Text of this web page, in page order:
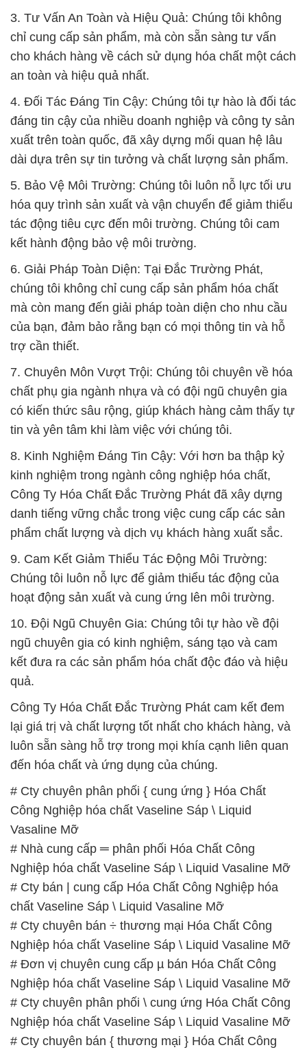
3. Tư Vấn An Toàn và Hiệu Quả: Chúng tôi không
chỉ cung cấp sản phẩm, mà còn sẵn sàng tư vấn
cho khách hàng về cách sử dụng hóa chất một cách
an toàn và hiệu quả nhất.
4. Đối Tác Đáng Tin Cậy: Chúng tôi tự hào là đối tác
đáng tin cậy của nhiều doanh nghiệp và công ty sản
xuất trên toàn quốc, đã xây dựng mối quan hệ lâu
dài dựa trên sự tin tưởng và chất lượng sản phẩm.
5. Bảo Vệ Môi Trường: Chúng tôi luôn nỗ lực tối ưu
hóa quy trình sản xuất và vận chuyển để giảm thiểu
tác động tiêu cực đến môi trường. Chúng tôi cam
kết hành động bảo vệ môi trường.
6. Giải Pháp Toàn Diện: Tại Đắc Trường Phát,
chúng tôi không chỉ cung cấp sản phẩm hóa chất
mà còn mang đến giải pháp toàn diện cho nhu cầu
của bạn, đảm bảo rằng bạn có mọi thông tin và hỗ
trợ cần thiết.
7. Chuyên Môn Vượt Trội: Chúng tôi chuyên về hóa
chất phụ gia ngành nhựa và có đội ngũ chuyên gia
có kiến thức sâu rộng, giúp khách hàng cảm thấy tự
tin và yên tâm khi làm việc với chúng tôi.
8. Kinh Nghiệm Đáng Tin Cậy: Với hơn ba thập kỷ
kinh nghiệm trong ngành công nghiệp hóa chất,
Công Ty Hóa Chất Đắc Trường Phát đã xây dựng
danh tiếng vững chắc trong việc cung cấp các sản
phẩm chất lượng và dịch vụ khách hàng xuất sắc.
9. Cam Kết Giảm Thiểu Tác Động Môi Trường:
Chúng tôi luôn nỗ lực để giảm thiểu tác động của
hoạt động sản xuất và cung ứng lên môi trường.
10. Đội Ngũ Chuyên Gia: Chúng tôi tự hào về đội
ngũ chuyên gia có kinh nghiệm, sáng tạo và cam
kết đưa ra các sản phẩm hóa chất độc đáo và hiệu
quả.
Công Ty Hóa Chất Đắc Trường Phát cam kết đem
lại giá trị và chất lượng tốt nhất cho khách hàng, và
luôn sẵn sàng hỗ trợ trong mọi khía cạnh liên quan
đến hóa chất và ứng dụng của chúng.
# Cty chuyên phân phối { cung ứng } Hóa Chất
Công Nghiệp hóa chất Vaseline Sáp \ Liquid
Vasaline Mỡ
# Nhà cung cấp ═ phân phối Hóa Chất Công
Nghiệp hóa chất Vaseline Sáp \ Liquid Vasaline Mỡ
# Cty bán | cung cấp Hóa Chất Công Nghiệp hóa
chất Vaseline Sáp \ Liquid Vasaline Mỡ
# Cty chuyên bán ÷ thương mại Hóa Chất Công
Nghiệp hóa chất Vaseline Sáp \ Liquid Vasaline Mỡ
# Đơn vị chuyên cung cấp µ bán Hóa Chất Công
Nghiệp hóa chất Vaseline Sáp \ Liquid Vasaline Mỡ
# Cty chuyên phân phối \ cung ứng Hóa Chất Công
Nghiệp hóa chất Vaseline Sáp \ Liquid Vasaline Mỡ
# Cty chuyên bán { thương mại } Hóa Chất Công